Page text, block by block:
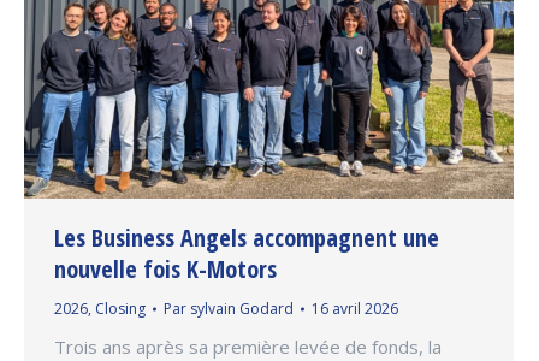
Les Business Angels accompagnent une
nouvelle fois K-Motors
2026, Closing Par sylvain Godard 16 avril 2026
Trois ans après sa première levée de fonds, la